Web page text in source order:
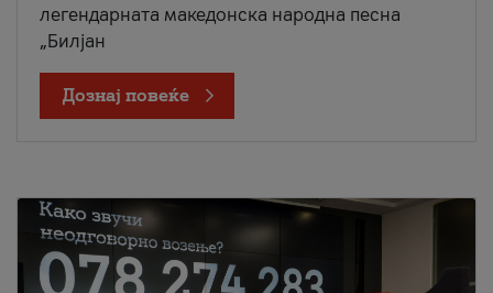
легендарната македонска народна песна
„Билјан
Дознај повеќе